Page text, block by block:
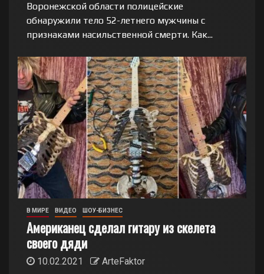
Воронежской области полицейские
обнаружили тело 52-летнего мужчины с
признаками насильственной смерти. Как...
В МИРЕ ВИДЕО ШОУ-БИЗНЕС
Американец сделал гитару из скелета
своего дяди
10.02.2021
ArteFaktor